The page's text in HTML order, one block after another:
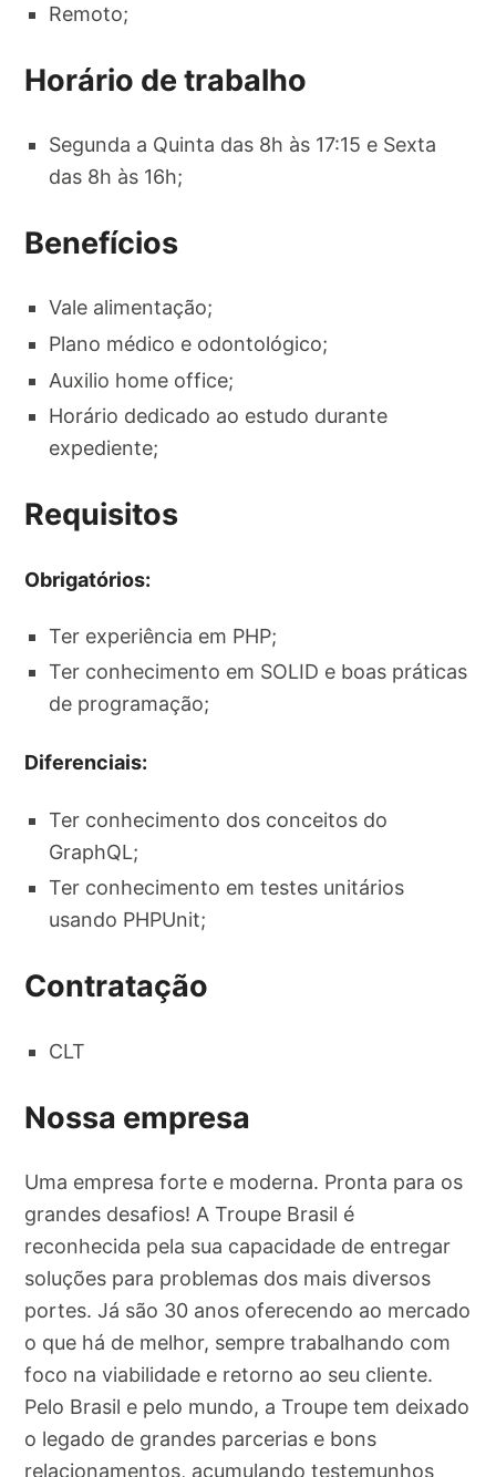
Remoto;
Horário de trabalho
Segunda a Quinta das 8h às 17:15 e Sexta
das 8h às 16h;
Benefícios
Vale alimentação;
Plano médico e odontológico;
Auxilio home office;
Horário dedicado ao estudo durante
expediente;
Requisitos
Obrigatórios:
Ter experiência em PHP;
Ter conhecimento em SOLID e boas práticas
de programação;
Diferenciais:
Ter conhecimento dos conceitos do
GraphQL;
Ter conhecimento em testes unitários
usando PHPUnit;
Contratação
CLT
Nossa empresa
Uma empresa forte e moderna. Pronta para os
grandes desafios! A Troupe Brasil é
reconhecida pela sua capacidade de entregar
soluções para problemas dos mais diversos
portes. Já são 30 anos oferecendo ao mercado
o que há de melhor, sempre trabalhando com
foco na viabilidade e retorno ao seu cliente.
Pelo Brasil e pelo mundo, a Troupe tem deixado
o legado de grandes parcerias e bons
relacionamentos, acumulando testemunhos